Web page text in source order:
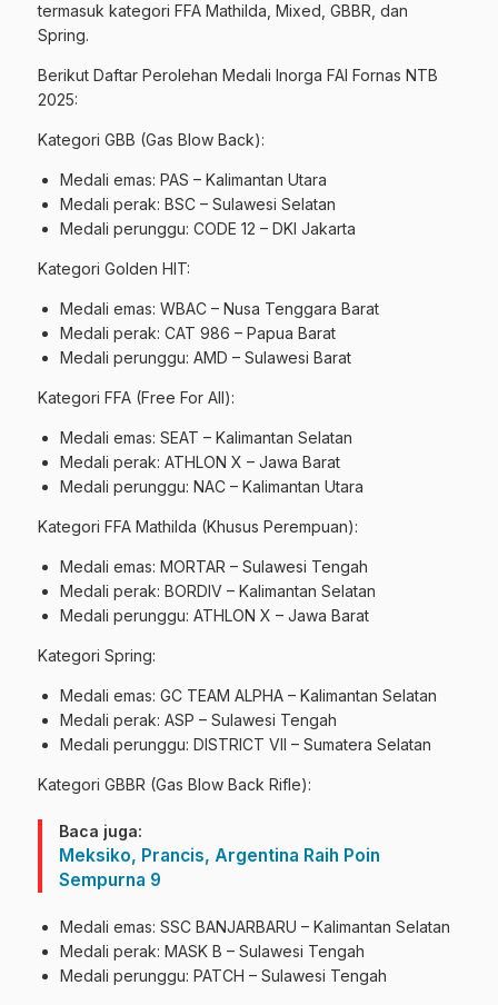
termasuk kategori FFA Mathilda, Mixed, GBBR, dan
Spring.
Berikut Daftar Perolehan Medali Inorga FAI Fornas NTB
2025:
Kategori GBB (Gas Blow Back):
Medali emas: PAS – Kalimantan Utara
Medali perak: BSC – Sulawesi Selatan
Medali perunggu: CODE 12 – DKI Jakarta
Kategori Golden HIT:
Medali emas: WBAC – Nusa Tenggara Barat
Medali perak: CAT 986 – Papua Barat
Medali perunggu: AMD – Sulawesi Barat
Kategori FFA (Free For All):
Medali emas: SEAT – Kalimantan Selatan
Medali perak: ATHLON X – Jawa Barat
Medali perunggu: NAC – Kalimantan Utara
Kategori FFA Mathilda (Khusus Perempuan):
Medali emas: MORTAR – Sulawesi Tengah
Medali perak: BORDIV – Kalimantan Selatan
Medali perunggu: ATHLON X – Jawa Barat
Kategori Spring:
Medali emas: GC TEAM ALPHA – Kalimantan Selatan
Medali perak: ASP – Sulawesi Tengah
Medali perunggu: DISTRICT VII – Sumatera Selatan
Kategori GBBR (Gas Blow Back Rifle):
Baca juga:
Meksiko, Prancis, Argentina Raih Poin
Sempurna 9
Medali emas: SSC BANJARBARU – Kalimantan Selatan
Medali perak: MASK B – Sulawesi Tengah
Medali perunggu: PATCH – Sulawesi Tengah